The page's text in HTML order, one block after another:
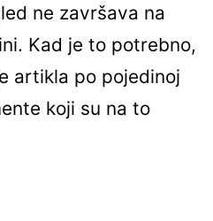
ne završava na
Kad je to potrebno,
artikla po pojedinoj
koji su na to